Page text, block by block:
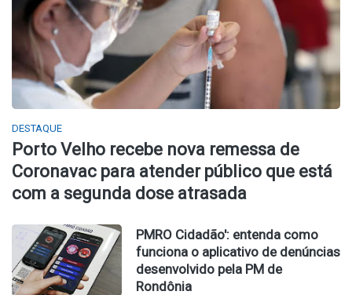
DESTAQUE
Porto Velho recebe nova remessa de
Coronavac para atender público que está
com a segunda dose atrasada
PMRO Cidadão': entenda como
funciona o aplicativo de denúncias
desenvolvido pela PM de
Rondônia